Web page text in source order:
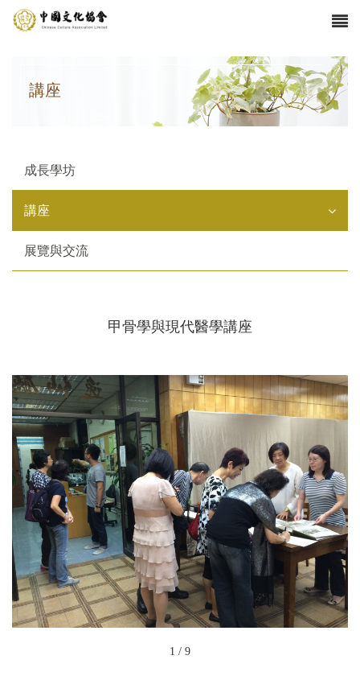
講座
成長學坊
講座
展覽與交流
甲骨學與現代醫學講座
1 / 9